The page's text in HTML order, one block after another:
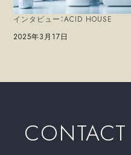
インタビュー：ACID HOUSE
日付
2025年3月17日